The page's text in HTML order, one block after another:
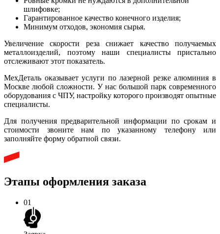
шлифовке;
Гарантированное качество конечного изделия;
Минимум отходов, экономия сырья.
Увеличение скорости реза снижает качество получаемых
металлоизделий, поэтому наши специалисты пристально
отслеживают этот показатель.
МехДеталь оказывает услуги по лазерной резке алюминия в
Москве любой сложности. У нас большой парк современного
оборудования с ЧПУ, настройку которого производят опытные
специалисты.
Для получения предварительной информации по срокам и
стоимости звоните нам по указанному телефону или
заполняйте форму обратной связи.
Этапы оформления заказа
01